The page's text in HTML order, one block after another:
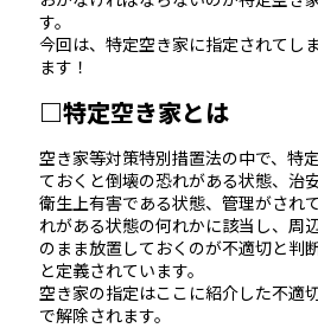
す。
今回は、特定空き家に指定されてし
ます！
□特定空き家とは
空き家等対策特別措置法の中で、特
ておくと倒壊の恐れがある状態、治
衛生上有害である状態、管理がされ
れがある状態の何れかに該当し、周
のまま放置しておくのが不適切と判
と定義されています。
空き家の指定はここに紹介した不適
で解除されます。